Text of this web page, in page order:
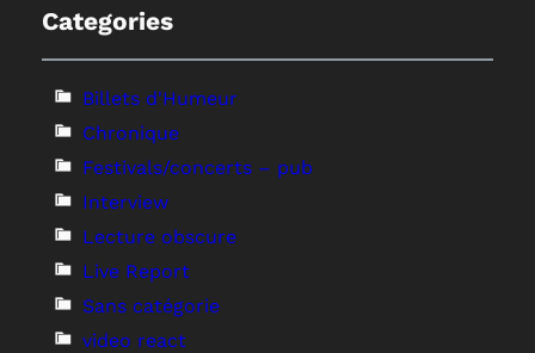
Categories
Billets d'Humeur
Chronique
Festivals/concerts – pub
Interview
Lecture obscure
Live Report
Sans catégorie
video react